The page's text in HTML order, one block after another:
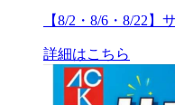
【8/2・8/6・8/22】
詳細はこちら